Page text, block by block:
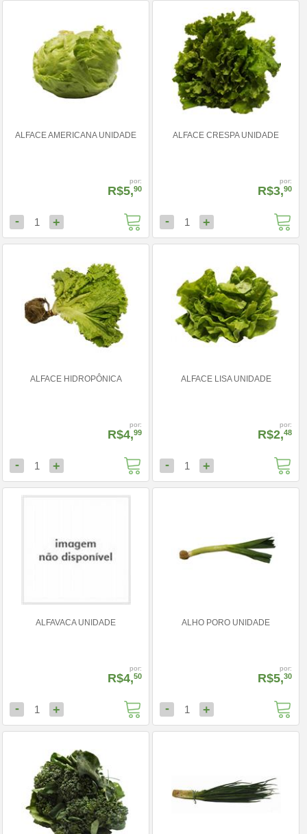
ALFACE AMERICANA UNIDADE
por:
R$5,90
- 1 +
ALFACE CRESPA UNIDADE
por:
R$3,90
- 1 +
ALFACE HIDROPÔNICA
por:
R$4,99
- 1 +
ALFACE LISA UNIDADE
por:
R$2,48
- 1 +
ALFAVACA UNIDADE
por:
R$4,50
- 1 +
ALHO PORO UNIDADE
por:
R$5,30
- 1 +